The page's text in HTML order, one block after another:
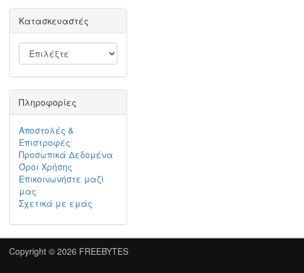
Κατασκευαστές
Πληροφορίες
Αποστολές &
Επιστροφές
Προσωπικά Δεδομένα
Όροι Χρήσης
Επικοινωνήστε μαζί
μας
Σχετικά με εμάς
Copyright © 2026 FREEBYTES